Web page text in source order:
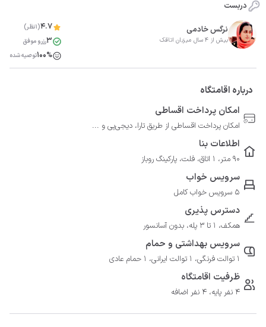
دربست
نرگس خادمی
بیش از 4 سال میزبان اتاقک
4.7(1نظر)
3رزرو موفق
100%توصیه شده
درباره اقامتگاه
امکان پرداخت اقساطی
امکان پرداخت اقساطی از طریق تارا، دیجی‌پی و ...
اطلاعات بنا
90 متر، 1 اتاق، فلت، پارکینگ روباز
سرویس خواب
5 سرویس خواب کامل
دسترس پذیری
همکف، 1 تا 3 پله، بدون آسانسور
سرویس بهداشتی و حمام
1 توالت فرنگی، 1 توالت ایرانی، 1 حمام عادی
ظرفیت اقامتگاه
4 نفر پایه، 4 نفر اضافه